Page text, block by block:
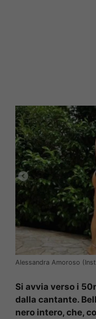
Alessandra Amoroso
Si avvia verso i
dalla cantante.
nero intero, che,